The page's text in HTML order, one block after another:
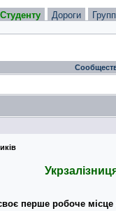
Студенту Дороги
перше робоче